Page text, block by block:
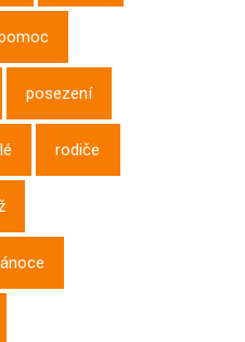
posezení
rodiče